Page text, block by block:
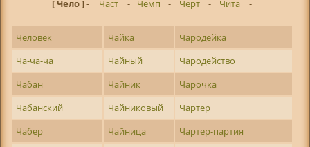
[ Чело ]- Част - Чемп - Черт - Чита -
Человек Чайка
Чародейка
Ча-ча-ча
Чайный
Чародейство
Чабан
Чайник
Чарочка
Чабанский
Чайниковый
Чартер
Чабер
Чайница
Чартер-партия